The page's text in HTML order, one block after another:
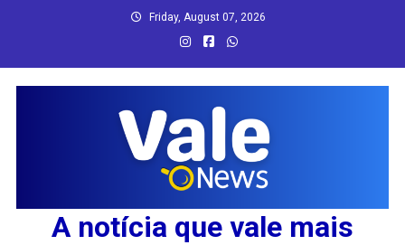
Friday, August 07, 2026
A notícia que vale mais